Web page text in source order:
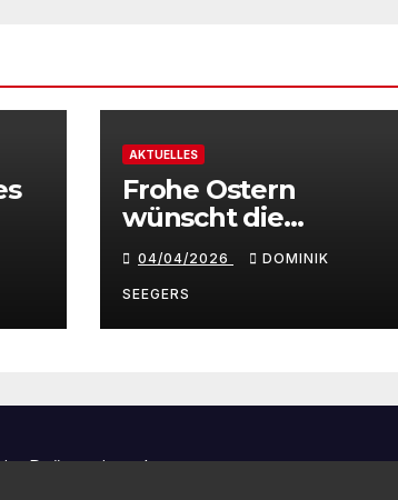
AKTUELLES
Frohe Ostern
wünscht die
Schreberjugend
Hannover
04/04/2026 DOMINIK
SEEGERS
„Du“ zu einander,